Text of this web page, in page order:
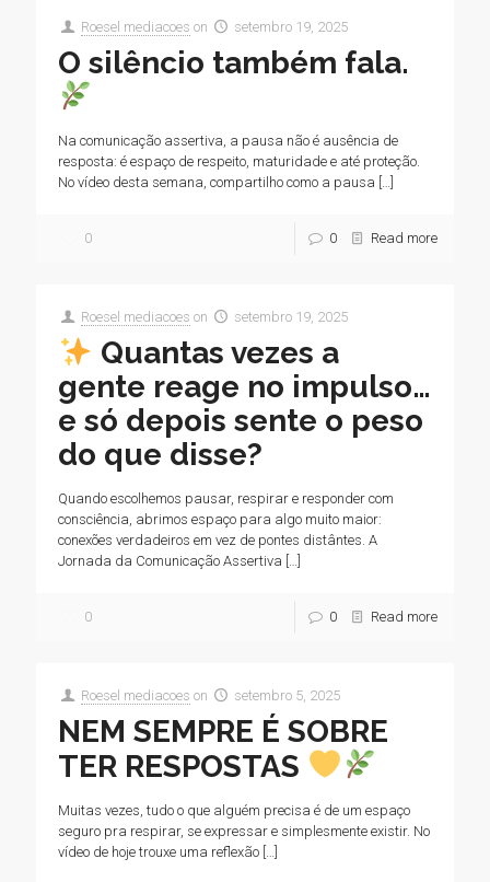
Roesel mediacoes on setembro 19, 2025
O silêncio também fala.
Na comunicação assertiva, a pausa não é ausência de
resposta: é espaço de respeito, maturidade e até proteção.
No vídeo desta semana, compartilho como a pausa […]
0 0 Read more
Roesel mediacoes on setembro 19, 2025
Quantas vezes a
gente reage no impulso…
e só depois sente o peso
do que disse?
Quando escolhemos pausar, respirar e responder com
consciência, abrimos espaço para algo muito maior:
conexões verdadeiros em vez de pontes distântes. A
Jornada da Comunicação Assertiva […]
0 0 Read more
Roesel mediacoes on setembro 5, 2025
NEM SEMPRE É SOBRE
TER RESPOSTAS
Muitas vezes, tudo o que alguém precisa é de um espaço
seguro pra respirar, se expressar e simplesmente existir. No
vídeo de hoje trouxe uma reflexão […]